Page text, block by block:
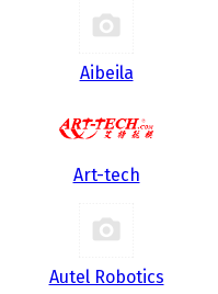
Aibeila
Art-tech
Autel Robotics